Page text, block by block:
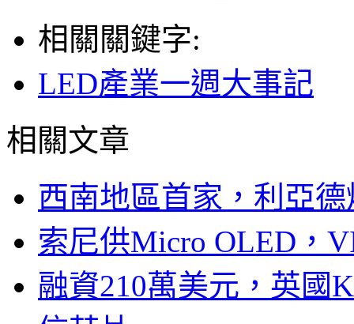
相關關鍵字:
LED產業一週大事記
相關文章
西南地區首家，利亞
索尼供Micro OLED，
融資210萬美元，英國